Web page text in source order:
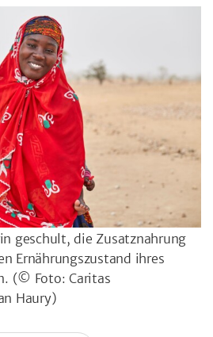
geschult, die Zusatznahrung
Ernährungszustand ihres
(© Foto: Caritas
Haury)